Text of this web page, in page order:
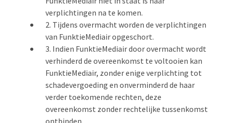
verplichtingen na te komen.
Tijdens overmacht worden de verplichtingen
van FunktieMediair opgeschort.
Indien FunktieMediair door overmacht wordt
verhinderd de overeenkomst te voltooien kan
FunktieMediair, zonder enige verplichting tot
schadevergoeding en onverminderd de haar
verder toekomende rechten, deze
overeenkomst zonder rechtelijke tussenkomst